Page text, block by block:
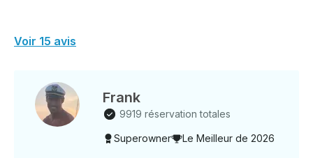
Voir 15 avis
Frank
9919 réservation totales
Superowner Le Meilleur de 2026